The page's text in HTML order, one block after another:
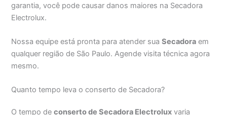
garantia, você pode causar danos maiores na Secadora
Electrolux.
Nossa equipe está pronta para atender suaSecadora em
qualquer região de São Paulo. Agende visita técnica agora
mesmo.
Quanto tempo leva o conserto de Secadora?
O tempo deconserto de Secadora Electrolux varia